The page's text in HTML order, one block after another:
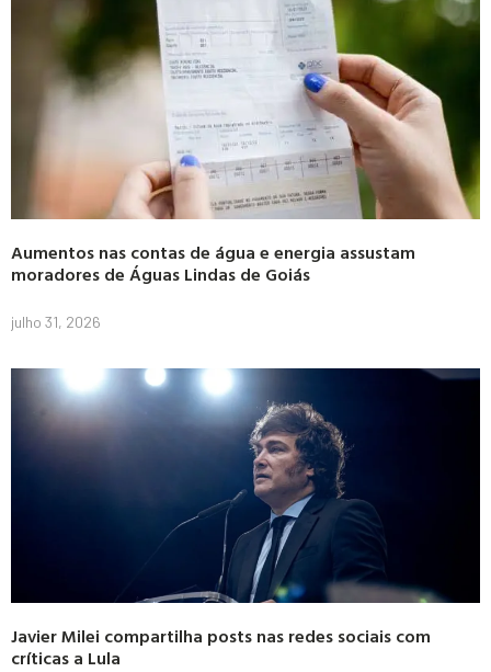
Aumentos nas contas de água e energia assustam
moradores de Águas Lindas de Goiás
julho 31, 2026
Javier Milei compartilha posts nas redes sociais com
críticas a Lula